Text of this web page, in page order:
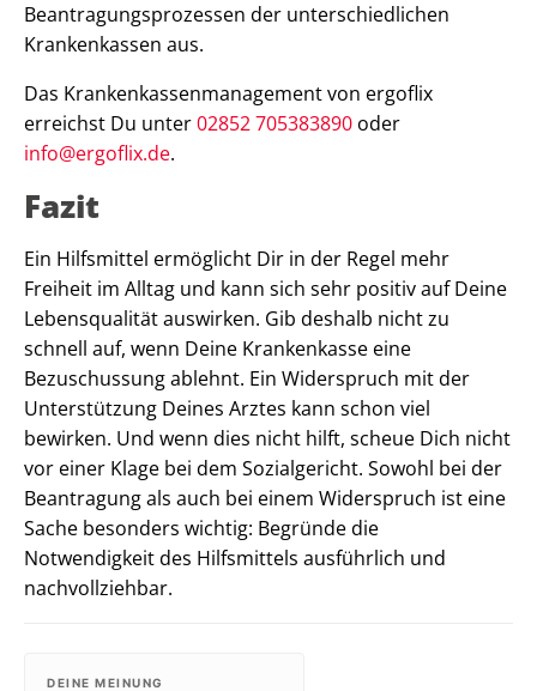
Beantragungsprozessen der unterschiedlichen
Krankenkassen aus.
Das Krankenkassenmanagement von ergoflix
erreichst Du unter02852 705383890 oder
info@ergoflix.de.
Fazit
Ein Hilfsmittel ermöglicht Dir in der Regel mehr
Freiheit im Alltag und kann sich sehr positiv auf Deine
Lebensqualität auswirken. Gib deshalb nicht zu
schnell auf, wenn Deine Krankenkasse eine
Bezuschussung ablehnt. Ein Widerspruch mit der
Unterstützung Deines Arztes kann schon viel
bewirken. Und wenn dies nicht hilft, scheue Dich nicht
vor einer Klage bei dem Sozialgericht. Sowohl bei der
Beantragung als auch bei einem Widerspruch ist eine
Sache besonders wichtig: Begründe die
Notwendigkeit des Hilfsmittels ausführlich und
nachvollziehbar.
DEINE MEINUNG